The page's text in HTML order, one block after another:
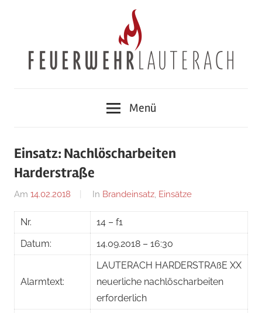
Lauterach
Menü
Einsatz: Nachlöscharbeiten
Harderstraße
Am 14.02.2018
Von
adrian
In Brandeinsatz, Einsätze
Nr.
14 – f1
Datum:
14.09.2018 – 16:30
Alarmtext:
LAUTERACH HARDERSTRAßE XX
neuerliche nachlöscharbeiten
erforderlich